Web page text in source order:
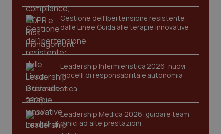
Gestione dell'Ipertensione resistente:
dalle Linee Guida alle terapie innovative
Leadership Infermieristica 2026: nuovi
modelli di responsabilità e autonomia
Leadership Medica 2026: guidare team
clinici ad alte prestazioni
CookieScriptConsent
CookieScript